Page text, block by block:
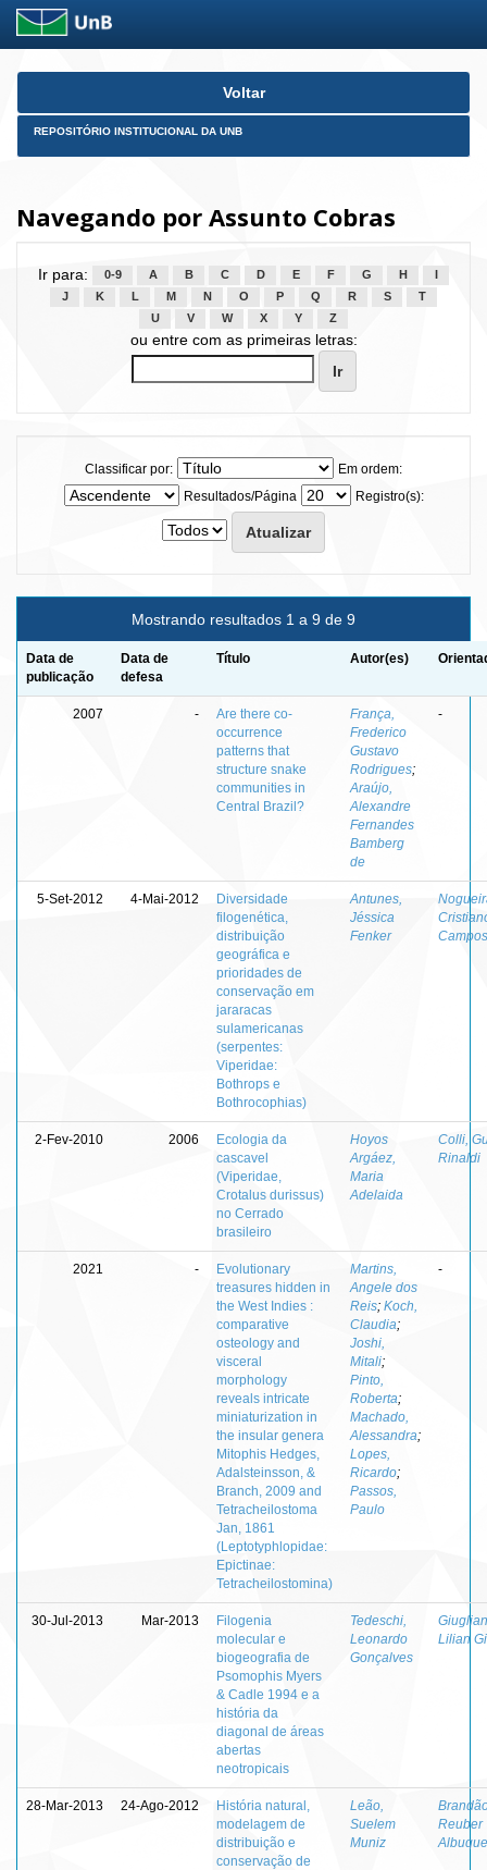
Skip
Voltar
REPOSITÓRIO INSTITUCIONAL DA UNB
Navegando por Assunto Cobras
Ir para: 0-9 A B C D E F G H
J
K L M N O P Q R S
T
U
V W X Y Z
ou entre com as primeiras letras:
Classificar por:
Em ordem:
Resultados/Página
Registro(s):
Mostrando resultados 1 a 9 de 9
Data de
publicação
Data de
defesa
Título Autor(es)
2007 -
Are there co-
occurrence
patterns that
structure snake
communities in
Central Brazil?
França,
Frederico
Gustavo
Rodrigues;
Araújo,
Alexandre
Fernandes
Bamberg
de
-
5-Set-2012 4-Mai-2012
Diversidade
filogenética,
distribuição
geográfica e
prioridades de
conservação em
jararacas
sulamericanas
(serpentes:
Viperidae:
Bothrops e
Bothrocophias)
Antunes,
Jéssica
Fenker
Campos
2-Fev-2010 2006
Ecologia da
cascavel
(Viperidae,
Crotalus durissus)
no Cerrado
brasileiro
Hoyos
Argáez,
Maria
Adelaida
Colli,
Rinaldi
2021 -
Evolutionary
treasures hidden in
the West Indies :
comparative
osteology and
visceral
morphology
reveals intricate
miniaturization in
the insular genera
Mitophis Hedges,
Adalsteinsson, &
Branch, 2009 and
Tetracheilostoma
Jan, 1861
(Leptotyphlopidae:
Epictinae:
Tetracheilostomina)
Martins,
Angele dos
Reis; Koch,
Claudia;
Joshi,
Mitali;
Pinto,
Roberta;
Machado,
Alessandra;
Lopes,
Ricardo;
Passos,
Paulo
-
30-Jul-2013 Mar-2013
Filogenia
molecular e
biogeografia de
Psomophis Myers
& Cadle 1994 e a
história da
diagonal de áreas
abertas
neotropicais
Tedeschi,
Leonardo
Gonçalves
Lilian
28-Mar-2013 24-Ago-2012
História natural,
modelagem de
distribuição e
conservação de
Leão,
Suelem
Muniz
Reuber